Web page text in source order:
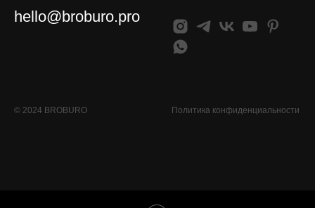
hello@broburo.pro
© 2024 BROBURO Политика конфиденциальности